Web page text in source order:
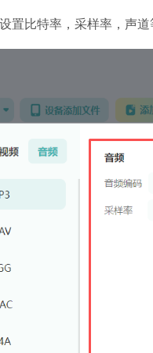
置比特率，采样率，声道